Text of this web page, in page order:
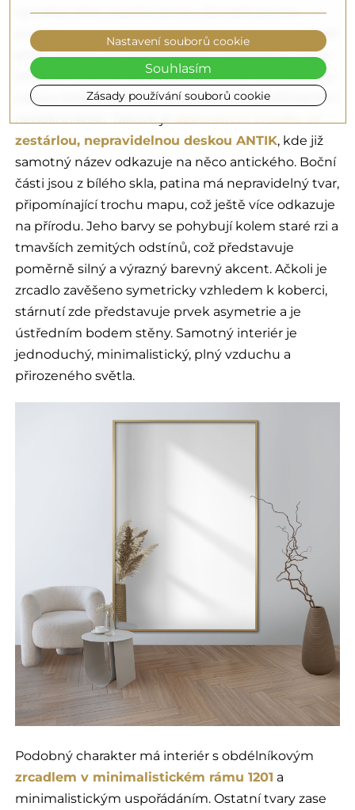
vytvářejí efekt starého prvku. Zestárlá povrch
zrcadla s barevnými skvrnami a nerovnostmi odráží
přijetí pomíjivosti a přirozeného opotřebení, což je
klíčovým prvkem této filozofie. Navíc takové desky
nejsou dokonalé, takže se skvěle hodí k zdůraznění
zestárlou, nepravidelnou deskou ANTIK, kde již
samotný název odkazuje na něco antického. Boční
části jsou z bílého skla, patina má nepravidelný tvar,
připomínající trochu mapu, což ještě více odkazuje
na přírodu. Jeho barvy se pohybují kolem staré rzi a
tmavších zemitých odstínů, což představuje
poměrně silný a výrazný barevný akcent. Ačkoli je
zrcadlo zavěšeno symetricky vzhledem k koberci,
stárnutí zde představuje prvek asymetrie a je
ústředním bodem stěny. Samotný interiér je
jednoduchý, minimalistický, plný vzduchu a
přirozeného světla.
Podobný charakter má interiér s obdélníkovým
zrcadlem v minimalistickém rámu 1201 a
minimalistickým uspořádáním. Ostatní tvary zase
Zásady používání souborů cookie
Nastavení souborů cookie
Souhlasím